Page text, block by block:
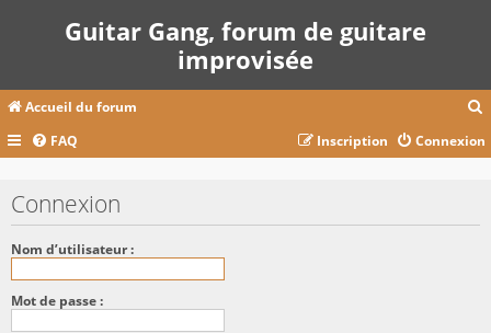
Guitar Gang, forum de guitare
improvisée
Accueil du forum
c
FAQ Connexion
Inscription
Connexion
Nom d’utilisateur :
Mot de passe :